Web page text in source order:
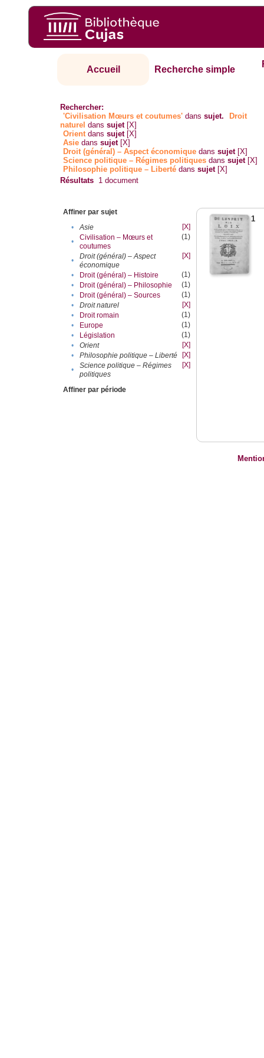
Accueil Recherche simple
Rechercher:
'Civilisation Mœurs et coutumes' danssujet.
Droit
naturel danssujet [X]
Orientdanssujet [X]
Asie danssujet [X]
Droit (général) – Aspect économique danssujet [X]
Science politique – Régimes politiques danssujet [X]
Philosophie politique – Liberté danssujet [X]
Résultats 1 document
Affiner par sujet
•
Asie
[X]
•
Civilisation – Mœurs et
coutumes
(1)
•
Droit (général) – Aspect
économique
[X]
• Droit (général) – Histoire
(1)
•
Droit (général) – Philosophie
(1)
•
Droit (général) – Sources
(1)
•
Droit naturel
[X]
•
Droit romain
(1)
•
Europe
(1)
•
Législation
(1)
•
Orient
[X]
•
Philosophie politique – Liberté
[X]
•
Science politique – Régimes
politiques
[X]
Affiner par période
1